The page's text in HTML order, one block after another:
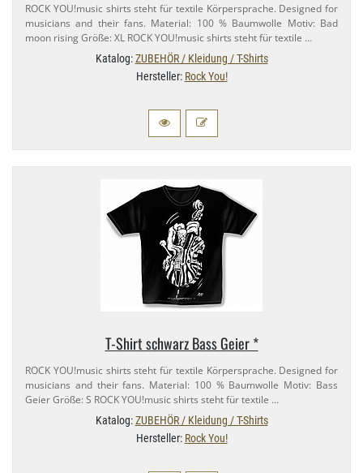
ROCK YOU!music shirts steht für textile Körpersprache. Designed for
musicians and their fans. Material: 100 % Baumwolle Motiv: Bad
moon rising Größe: XL ROCK YOU!music shirts steht für textile …
Katalog:ZUBEHÖR / Kleidung / T-Shirts
Hersteller: Rock You!
T-​Shirt schwarz Bass Geier *
ROCK YOU!music shirts steht für textile Körpersprache. Designed for
musicians and their fans. Material: 100 % Baumwolle Motiv: Bass
Geier Größe: S ROCK YOU!music shirts steht für textile …
Katalog:ZUBEHÖR / Kleidung / T-Shirts
Hersteller: Rock You!